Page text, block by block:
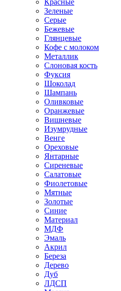
Зеленые
Серые
Бежевые
Глянцевые
Кофе с молоком
Металлик
Слоновая кость
Фуксия
Шоколад
Шампань
Оливковые
Оранжевые
Вишневые
Изумрудные
Венге
Ореховые
Янтарные
Сиреневые
Салатовые
Фиолетовые
Мятные
Золотые
Синие
Материал
МДФ
Эмаль
Акрил
Береза
Дерево
Дуб
ЛДСП